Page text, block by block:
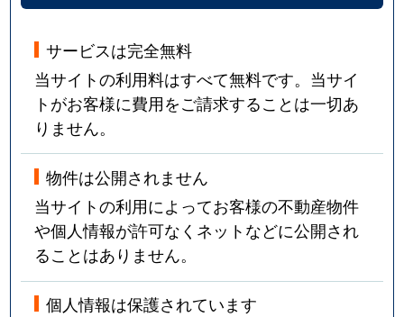
サービスは完全無料
当サイトの利用料はすべて無料です。当サイ
トがお客様に費用をご請求することは一切あ
りません。
物件は公開されません
当サイトの利用によってお客様の不動産物件
や個人情報が許可なくネットなどに公開され
ることはありません。
個人情報は保護されています